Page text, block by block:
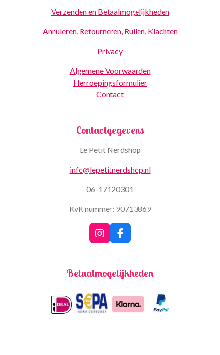
Verzenden en Betaalmogelijkheden
Annuleren, Retourneren, Ruilen, Klachten
Privacy
Algemene Voorwaarden
Herroepingsformulier
Contact
Contactgegevens
Le Petit Nerdshop
info@lepetitnerdshop.nl
06-17120301
KvK nummer: 90713869
I
n
a
r
a
m
F
a
b
k
Betaalmogelijkheden